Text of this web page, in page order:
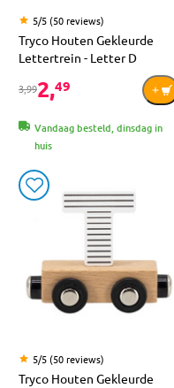
5/5 (50 reviews)
Tryco Houten Gekleurde
Lettertrein - Letter D
3,992,49
Vandaag besteld, dinsdag in
huis
5/5 (50 reviews)
Tryco Houten Gekleurde